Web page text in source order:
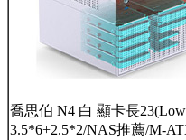
喬思伯 N4 白 顯卡長
3.5*6+2.5*2/NAS推薦/M-